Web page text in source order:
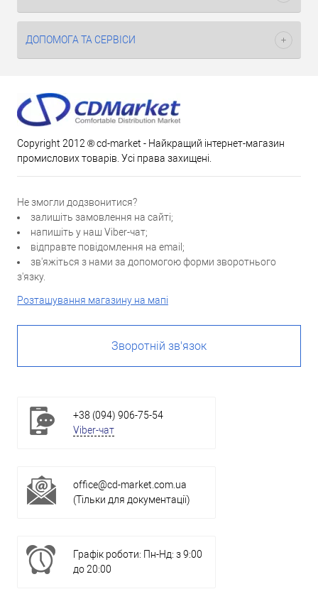
ДОПОМОГА ТА СЕРВІСИ
Copyright 2012 ® cd-market - Найкращий інтернет-магазин
промислових товарів. Усі права захищені.
Не змогли додзвонитися?
залишіть замовлення на сайті;
напишіть у наш Viber-чат;
відправте повідомлення на email;
зв'яжіться з нами за допомогою форми зворотнього
з'язку.
Розташування магазину на мапі
Зворотній зв'язок
+38 (094) 906-75-54
Viber-чат
office@cd-market.com.ua
(Тільки для документації)
Графік роботи: Пн-Нд: з 9:00
до 20:00